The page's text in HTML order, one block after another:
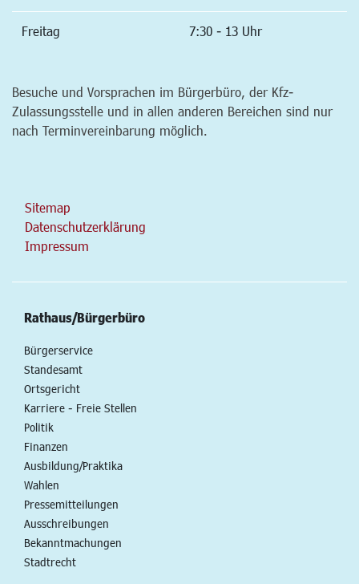
Freitag 7:30 - 13 Uhr
Besuche und Vorsprachen im Bürgerbüro, der Kfz-
Zulassungsstelle und in allen anderen Bereichen sind nur
nach Terminvereinbarung möglich.
Sitemap
Datenschutzerklärung
Impressum
Rathaus/Bürgerbüro
Bürgerservice
Standesamt
Ortsgericht
Karriere - Freie Stellen
Politik
Finanzen
Ausbildung/Praktika
Wahlen
Pressemitteilungen
Ausschreibungen
Bekanntmachungen
Stadtrecht